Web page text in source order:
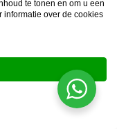
breed dan
30 centimeter. Dat
oogt verzorgd
moet makkelijk
te tonen en om u een
informatie over de cookies